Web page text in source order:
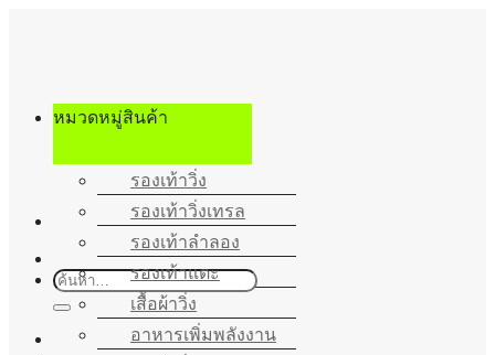
เนื้อหา
ค้นหา:
หมวดหมู่สินค้า
รองเท้าวิ่ง
รองเท้าวิ่งเทรล
รองเท้าลำลอง
รองเท้าแตะ
เสื้อผ้าวิ่ง
อาหารเพิ่มพลังงาน